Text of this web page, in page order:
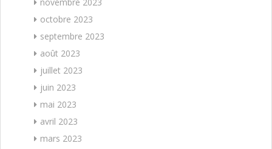
octobre 2023
septembre 2023
août 2023
juillet 2023
juin 2023
mai 2023
avril 2023
mars 2023